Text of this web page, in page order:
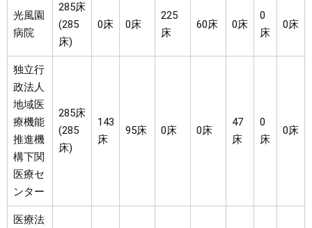
光風園
病院
285床
(285
床)
0床 0床
225
床
60床 0床
0
床
0床
独立行
政法人
地域医
療機能
推進機
構下関
医療セ
ンター
285床
(285
床)
143
床
95床 0床 0床
47
床
0
床
0床
医療法